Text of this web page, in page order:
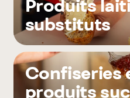
Produits
substituts
Confiseries
produits